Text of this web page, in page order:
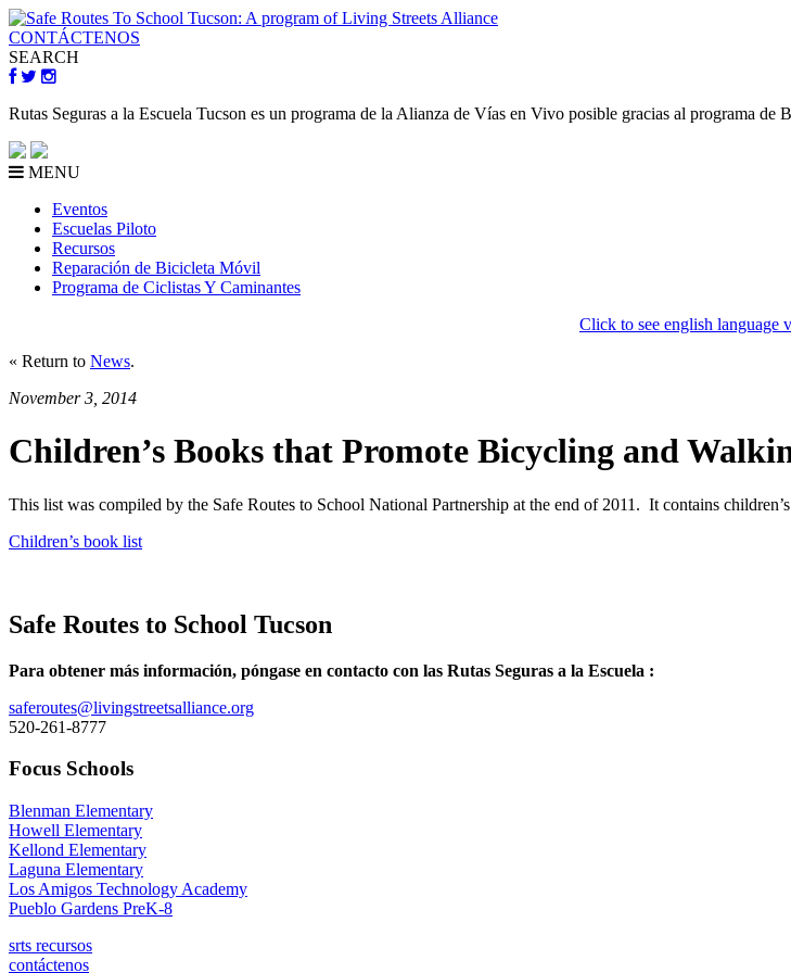
CONTÁCTENOS
SEARCH
Rutas Seguras a la Escuela Tucson es un programa de la Alianza de Vías en Vivo posible gracias al programa de
MENU
Eventos
Escuelas Piloto
Recursos
Reparación de Bicicleta Móvil
Programa de Ciclistas Y Caminantes
Click to see english language
« Return to News.
November 3, 2014
Children’s Books that Promote Bicycling and
This list was compiled by the Safe Routes to School National Partnership at the end of 2011. It contains
Children’s book list
Safe Routes to School Tucson
Para obtener más información, póngase en contacto con las Rutas Seguras a la Escuela :
saferoutes@livingstreetsalliance.org
520-261-8777
Focus Schools
Blenman Elementary
Howell Elementary
Kellond Elementary
Laguna Elementary
Los Amigos Technology Academy
Pueblo Gardens PreK-8
srts recursos
contáctenos